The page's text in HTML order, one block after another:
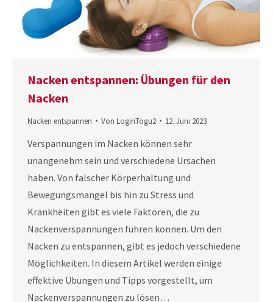
Nacken entspannen: Übungen für den
Nacken
Nacken entspannen Von LoginTogu2 12. Juni 2023
Verspannungen im Nacken können sehr
unangenehm sein und verschiedene Ursachen
haben. Von falscher Körperhaltung und
Bewegungsmangel bis hin zu Stress und
Krankheiten gibt es viele Faktoren, die zu
Nackenverspannungen führen können. Um den
Nacken zu entspannen, gibt es jedoch verschiedene
Möglichkeiten. In diesem Artikel werden einige
effektive Übungen und Tipps vorgestellt, um
Nackenverspannungen zu lösen…